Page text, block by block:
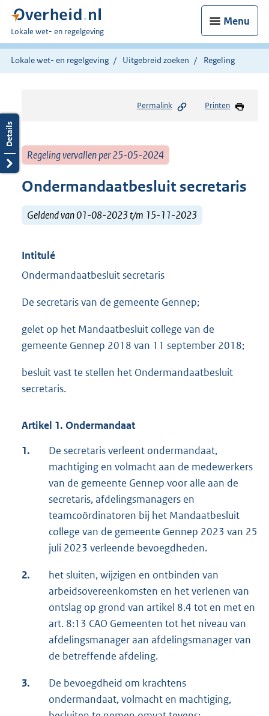
Menu
U
bent
hier:
Lokale wet- en regelgeving
Lokale wet- en regelgeving Uitgebreid zoeken Regeling
Permalink Printen
Regeling vervallen per 25-05-2024
Ondermandaatbesluit secretaris
Geldend van 01-08-2023 t/m 15-11-2023
Intitulé
Ondermandaatbesluit secretaris
De secretaris van de gemeente Gennep;
gelet op het Mandaatbesluit college van de
gemeente Gennep 2018 van 11 september 2018;
besluit vast te stellen het Ondermandaatbesluit
secretaris.
Artikel 1. Ondermandaat
1.
De secretaris verleent ondermandaat,
machtiging en volmacht aan de medewerkers
van de gemeente Gennep voor alle aan de
secretaris, afdelingsmanagers en
teamcoördinatoren bij het Mandaatbesluit
college van de gemeente Gennep 2023 van 25
juli 2023 verleende bevoegdheden.
2.
het sluiten, wijzigen en ontbinden van
arbeidsovereenkomsten en het verlenen van
ontslag op grond van artikel 8.4 tot en met en
art. 8:13 CAO Gemeenten tot het niveau van
afdelingsmanager aan afdelingsmanager van
de betreffende afdeling.
3.
De bevoegdheid om krachtens
ondermandaat, volmacht en machtiging,